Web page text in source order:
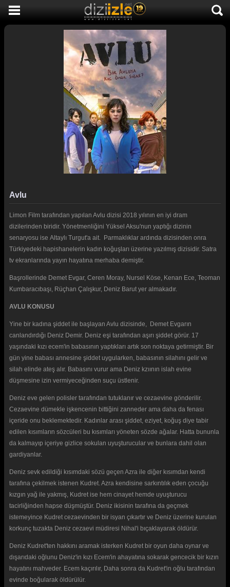
SON EKLENEN DİZİLER
GENÇLİK
DİZİ HABERLERİ
Avlu
Limon Film tarafından yapılan Avlu dizisi 2018 yılının en iyi dram
dizilerinden biridir. Yönetmenliğini Yüksel Aksu'nun yaptığı dizinin
senaryosu ise Altaylı Turgut'a ait. Parmaklıklar ardında dizisinden onra
Türkiyedeki hapishanelerin kadın koğuşları üzerine yazılmış dizisidir. Satra
tv ekranlarında yayın hayatına merhaba demiştir.
Başrollerinde Demet Evgar, Ceren Moray, Nursel Köse, Kenan Ece, Teoman
Kumbaracıbaşı, Rüçhan Çalışkur, Deniz Barut yer almakadır.
AVLU KONUSU
Yine bir kadına şiddet ile başlayan Avlu dizisinde, Demet Evgarın
canlandırdığı Deniz Demir. Deniz eşi tarafından aşırı şiddet görür. 17
yaşındaki kızı ecem'in babasının yaptıkları artık son noktaya getirmiştir. Bir
gün yine babası annesine şiddet uygularken, babasının silahını gelir ve
silah elinde ateş alır. Babasını vurur ama Deniz kzıının islah evine
düşmesine izin vermiyeceğinden suçu üstlenir.
Deniz eve gelen polisler tarafından tutuklanır ve cezaevine gönderilir.
Cezaevine dümekle işkencenin bittiğini zanneder ama daha da fenası
içeride onu beklemektedir. Kadınlar arası şiddet, eziyet, koğuş diye tabir
edilen kısımların sözcüleri bu kısımları yöneten sözde ağalar. Hatta bununla
da kalmayıp içeriye gizlice sokulan uyuşturucular ve bunlara dahil olan
gardiyanlar.
Deniz sevk edildiği kısımdaki sözü geçen Azra ile diğer kısımdan kendi
tarafına çekilmek istenen Kudret. Azra kendisine sarkıntılık eden çocuğu
kızgın yağ ile yakmış, Kudret ise hem cinayet hemde uyuşturucu
tacirliğinden hapse düşmüştür. Deniz ikisinin tarafına da geçmek
istemeyince Kudret cezaevinden bir isyan çıkartır ve Deniz üzerine kurulan
korkunç tuzakta Deniz cezaevi müdiresi Nihal'i bıçaklayarak öldürür.
Deniz Kudret'ten hakkını aramak isterken Kudret bir oyun daha oynar ve
dışarıdaki oğlunu Deniz'in kızı Ecem'in ahayatına sokarak gencecik bir kızın
hayatını mahveder. Ecem kaçırılır, Daha sonra da Kudret'in oğlu tarafından
evinde boğularak öldürülür.